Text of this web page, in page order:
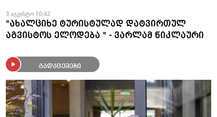
3 აგვისტო 10:42
"ახალციხე ტურისტულად დატვირთულ
აგვისტოს ელოდება " - ვარლამ წიკლაური
გადაცემები